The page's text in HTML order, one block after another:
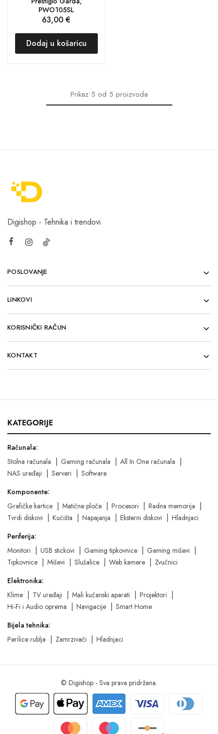
PWO105SL
63,00€
Dodaj u košaricu
Prikaz5 od 5 proizvoda
Digishop - Tehnika i trendovi
POSLOVANJE
LINKOVI
KORISNIČKI RAČUN
KONTAKT
KATEGORIJE
Računala:
Stolna računala
Gaming računala
All In One računala
NAS uređaji
Serveri
Software
Komponente:
Grafičke kartice
Matične ploče Procesori
Radna memorija
Tvrdi diskovi
Kućišta Napajanja Eksterni diskovi
Hladnjaci
Periferija:
Monitori
USB stickovi Gaming tipkovnice
Gaming miševi
Tipkovnice
Miševi Slušalice Web kamere
Zvučnici
Elektronika:
Klime
TV uređaji Mali kućanski aparati
Projektori
Hi-Fi i Audio oprema
Navigacije
Smart Home
Bijela tehnika:
Perilice rublja
Zamrzivači Hladnjaci
© Digishop - Sva prava pridržana.